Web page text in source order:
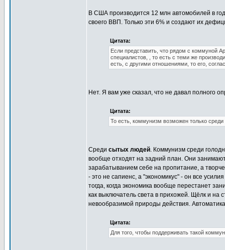
В США производится 12 млн автомобилей в
своего ВВП. Только эти 6% и создают их
Цитата:
Если представить, что рядом с коммуной
специалистов, , то есть с теми же
есть, с другими отношениями, то его,
Нет. Я вам уже сказал, что не давал полного
Цитата:
То есть, коммунизм возможен только
Среди сытых людей. Коммунизм среди
вообще отходят на задний план. Они
зарабатыванием себе на пропитание, а
- это не сапиенс, а "экономикус" - он все
тогда, когда экономика вообще перестанет
как выключатель света в прихожей. Щёлк и
невообразимой природы действия.
Цитата:
Для того, чтобы поддерживать такой